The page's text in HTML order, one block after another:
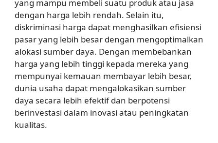
yang mampu membeli suatu produk atau jasa
dengan harga lebih rendah. Selain itu,
diskriminasi harga dapat menghasilkan efisiensi
pasar yang lebih besar dengan mengoptimalkan
alokasi sumber daya. Dengan membebankan
harga yang lebih tinggi kepada mereka yang
mempunyai kemauan membayar lebih besar,
dunia usaha dapat mengalokasikan sumber
daya secara lebih efektif dan berpotensi
berinvestasi dalam inovasi atau peningkatan
kualitas.